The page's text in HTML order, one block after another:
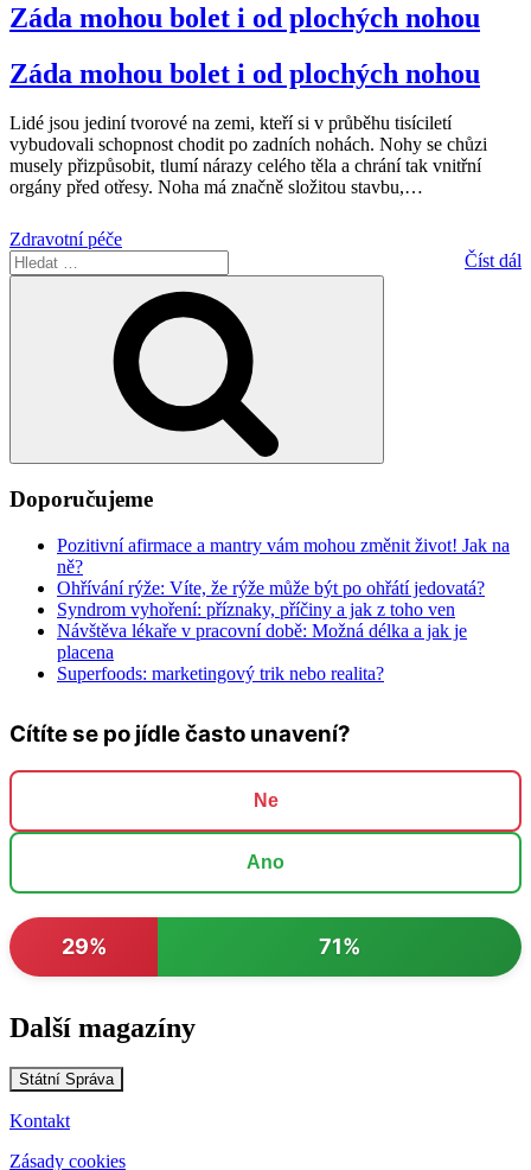
Záda mohou bolet i od plochých nohou
Záda mohou bolet i od plochých nohou
Lidé jsou jediní tvorové na zemi, kteří si v průběhu tisíciletí
vybudovali schopnost chodit po zadních nohách. Nohy se chůzi
musely přizpůsobit, tlumí nárazy celého těla a chrání tak vnitřní
orgány před otřesy. Noha má značně složitou stavbu,…
Zdravotní péče
Číst dál
Hledat:
Doporučujeme
Pozitivní afirmace a mantry vám mohou změnit život! Jak na
ně?
Ohřívání rýže: Víte, že rýže může být po ohřátí jedovatá?
Syndrom vyhoření: příznaky, příčiny a jak z toho ven
Návštěva lékaře v pracovní době: Možná délka a jak je
placena
Superfoods: marketingový trik nebo realita?
Cítíte se po jídle často unavení?
Ne
Ano
29% 71%
Další magazíny
Státní Správa
Kontakt
Zásady cookies